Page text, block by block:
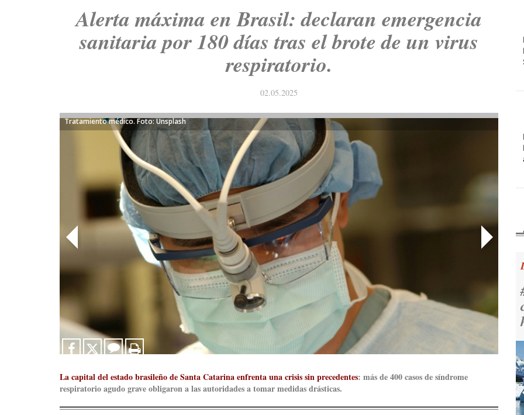
Alerta máxima en Brasil: declaran emergencia
sanitaria por 180 días tras el brote de un virus
respiratorio.
02.05.2025
Tratamiento médico. Foto: Unsplash
La capital del estado brasileño de Santa Catarina enfrenta una crisis sin precedentes: más de 400 casos de síndrome
respiratorio agudo grave obligaron a las autoridades a tomar medidas drásticas.